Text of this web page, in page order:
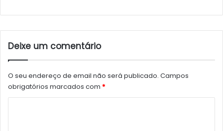
Deixe um comentário
O seu endereço de email não será publicado. Campos
obrigatórios marcados com *